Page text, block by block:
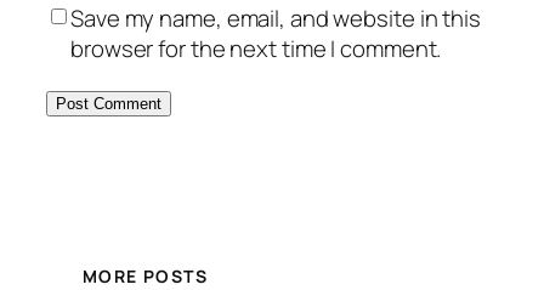
Save my name, email, and website in this
browser for the next time I comment.
MORE POSTS